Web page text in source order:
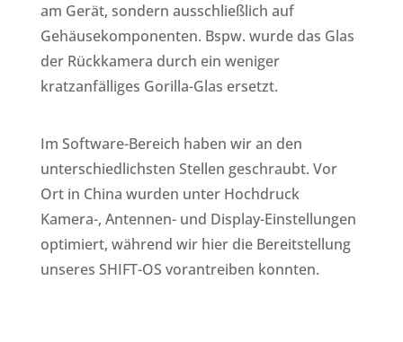
am Gerät, sondern ausschließlich auf
Gehäusekomponenten. Bspw. wurde das Glas
der Rückkamera durch ein weniger
kratzanfälliges Gorilla-Glas ersetzt.
Im Software-Bereich haben wir an den
unterschiedlichsten Stellen geschraubt. Vor
Ort in China wurden unter Hochdruck
Kamera-, Antennen- und Display-Einstellungen
optimiert, während wir hier die Bereitstellung
unseres SHIFT-OS vorantreiben konnten.